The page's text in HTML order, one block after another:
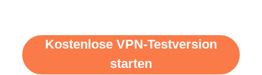
Kostenlose VPN-Testversion
starten